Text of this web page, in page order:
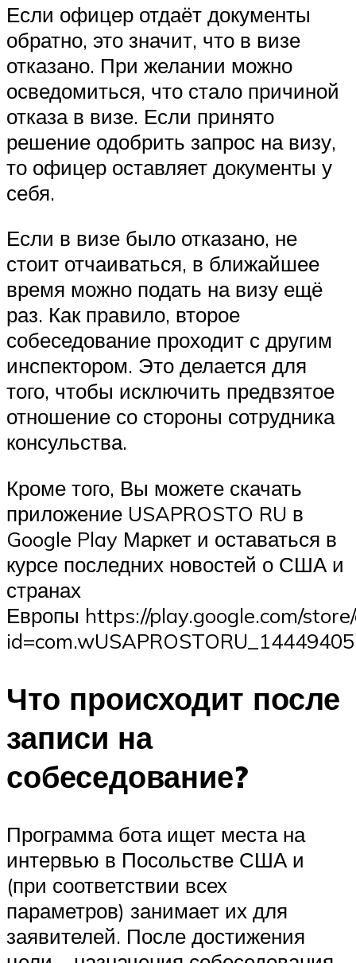
Если офицер отдаёт документы
обратно, это значит, что в визе
отказано. При желании можно
осведомиться, что стало причиной
отказа в визе. Если принято
решение одобрить запрос на визу,
то офицер оставляет документы у
себя.
Если в визе было отказано, не
стоит отчаиваться, в ближайшее
время можно подать на визу ещё
раз. Как правило, второе
собеседование проходит с другим
инспектором. Это делается для
того, чтобы исключить предвзятое
отношение со стороны сотрудника
консульства.
Кроме того, Вы можете скачать
приложение USAPROSTO RU в
Google Play Маркет и оставаться в
курсе последних новостей о США и
странах
Европы https://play.google.com/
id=com.wUSAPROSTORU_14449405
Что происходит после
записи на
собеседование?
Программа бота ищет места на
интервью в Посольстве США и
(при соответствии всех
параметров) занимает их для
заявителей. После достижения